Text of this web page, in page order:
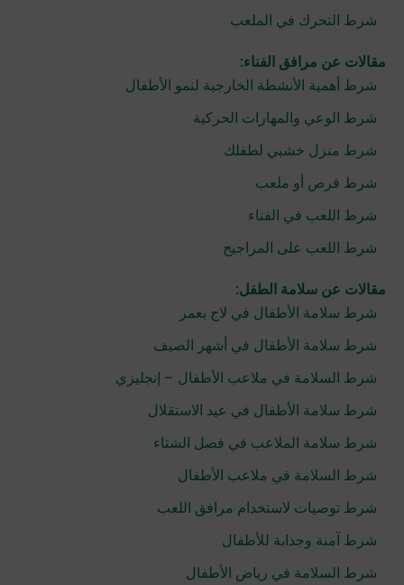
شرط التحرك في الملعب
مقالات عن مرافق الفناء:
شرط أهمية الأنشطة الخارجية لنمو الأطفال
شرط الوعي والمهارات الحركية
شرط منزل خشبي لطفلك
شرط قرص أو ملعب
شرط اللعب في الفناء
شرط اللعب على المراجيح
مقالات عن سلامة الطفل:
شرط سلامة الأطفال في لاج بعمر
شرط سلامة الأطفال في أشهر الصيف
شرط السلامة في ملاعب الأطفال – إنجليزي
شرط سلامة الأطفال في عيد الاستقلال
شرط سلامة الملاعب في فصل الشتاء
شرط السلامة في ملاعب الأطفال
شرط توصيات لاستخدام مرافق اللعب
شرط آمنة وجذابة للأطفال
شرط السلامة في رياض الأطفال